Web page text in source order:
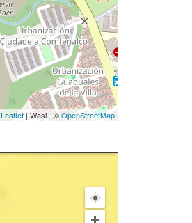
Leaflet | Wasi - ©OpenStreetMap